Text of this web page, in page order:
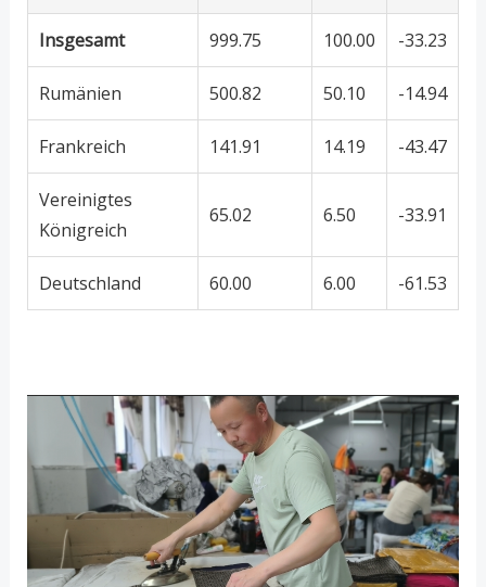
Insgesamt 999.75 100.00 -33.23
Rumänien 500.82 50.10 -14.94
Frankreich 141.91 14.19 -43.47
Vereinigtes
Königreich
65.02 6.50 -33.91
Deutschland 60.00 6.00 -61.53